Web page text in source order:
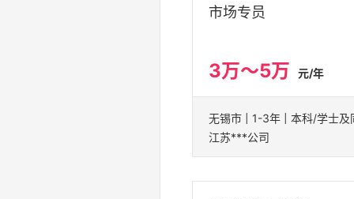
市场专员
3万～5万 元/年
江苏***公司